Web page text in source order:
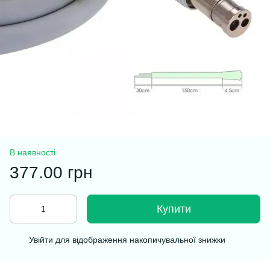
В наявності
377.00 грн
Купити
Увійти для відображення накопичувальної знижки